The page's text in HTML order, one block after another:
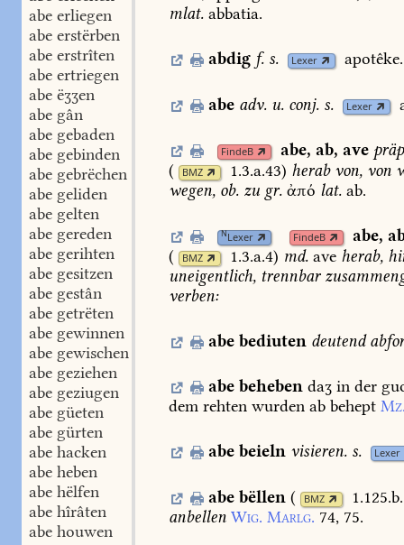
abe erliegen
abe erstërben
abe erstrîten
abe ertriegen
abe ëʒʒen
abe gân
abe gebaden
abe gebinden
abe gebrëchen
abe geliden
abe gelten
abe gereden
abe gerihten
abe gesitzen
abe gestân
abe getrëten
abe gewinnen
abe gewischen
abe geziehen
abe geziugen
abe güeten
abe gürten
abe hacken
abe heben
abe hëlfen
abe hîrâten
abe houwen
mlat. abbatia.
abdig f. s. Lexer apotêke.
abe adv. u. conj. s. Lexer
FindeB abe, ab, ave
(
BMZ 1.3.a.43) herabvon, von
wegen, ob. zu gr. ἀπό lat. ab.
NLexer FindeB abe,
(
BMZ 1.3.a.4) md. ave herab,
uneigentlich, trennbar
verben:
abebediuten deutend
abebeheben daʒinder
dem rehten wurden ab behept
abebeieln visieren. s. Lexer
abebëllen ( BMZ
anbellen Wig. Marlg. 74, 75.